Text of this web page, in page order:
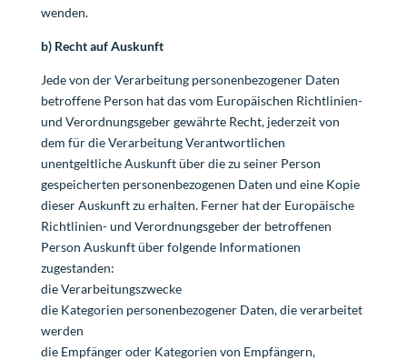
wenden.
b) Recht auf Auskunft
Jede von der Verarbeitung personenbezogener Daten
betroffene Person hat das vom Europäischen Richtlinien-
und Verordnungsgeber gewährte Recht, jederzeit von
dem für die Verarbeitung Verantwortlichen
unentgeltliche Auskunft über die zu seiner Person
gespeicherten personenbezogenen Daten und eine Kopie
dieser Auskunft zu erhalten. Ferner hat der Europäische
Richtlinien- und Verordnungsgeber der betroffenen
Person Auskunft über folgende Informationen
zugestanden:
die Verarbeitungszwecke
die Kategorien personenbezogener Daten, die verarbeitet
werden
die Empfänger oder Kategorien von Empfängern,